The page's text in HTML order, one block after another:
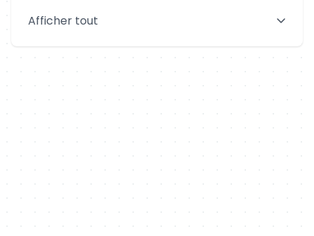
Aix-en-Provence
Afficher tout